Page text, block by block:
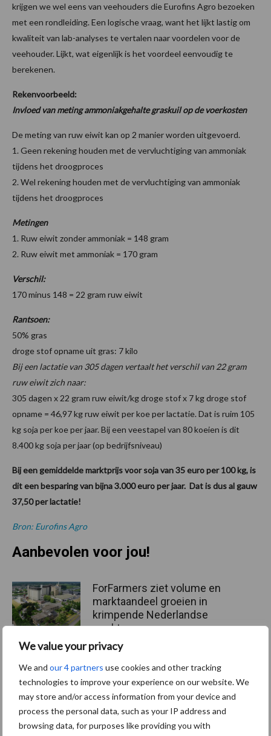
We value your privacy
We and our 4 partners use cookies and other tracking
technologies to improve your experience on our website. We
may store and/or access information from your device and
process the personal data, such as your IP address and
browsing data, for purposes like providing you with
krijgen we wel eens van veehouders die Eurofins Agro bezoeken
met een rondleiding. Een logische vraag, want het lijkt lastig om
kwaliteit van lab-analyses te vertalen naar voordelen voor de
veehouder. Lijkt, wat eigenlijk is het voordeel eenvoudig te
berekenen.
Rekenvoorbeeld:
Invloed van meting ammoniakgehalte graskuil op de voerkosten
De meting van ruw eiwit kan op 2 manier worden uitgevoerd.
1. Geen rekening houden met de vervluchtiging van ammoniak
tijdens het droogproces
2. Wel rekening houden met de vervluchtiging van ammoniak
tijdens het droogproces
Metingen
1. Ruw eiwit zonder ammoniak = 148 gram
2. Ruw eiwit met ammoniak = 170 gram
Verschil:
170 minus 148 = 22 gram ruw eiwit
Rantsoen:
50% gras
droge stof opname uit gras: 7 kilo
Bij een lactatie van 305 dagen vertaalt het verschil van 22 gram
ruw eiwit zich naar:
305 dagen x 22 gram ruw eiwit/kg droge stof x 7 kg droge stof
opname = 46,97 kg ruw eiwit per koe per lactatie. Dat is ruim 105
kg soja per koe per jaar. Bij een veestapel van 80 koeien is dit
8.400 kg soja per jaar (op bedrijfsniveau)
Bij een gemiddelde marktprijs voor soja van 35 euro per 100 kg, is
dit een besparing van bijna 3.000 euro per jaar. Dat is dus al gauw
37,50 per lactatie!
Bron: Eurofins Agro
Aanbevolen voor jou!
ForFarmers ziet volume en
marktaandeel groeien in
krimpende Nederlandse
markt
Tien praktische tips voor
een langere levensduur